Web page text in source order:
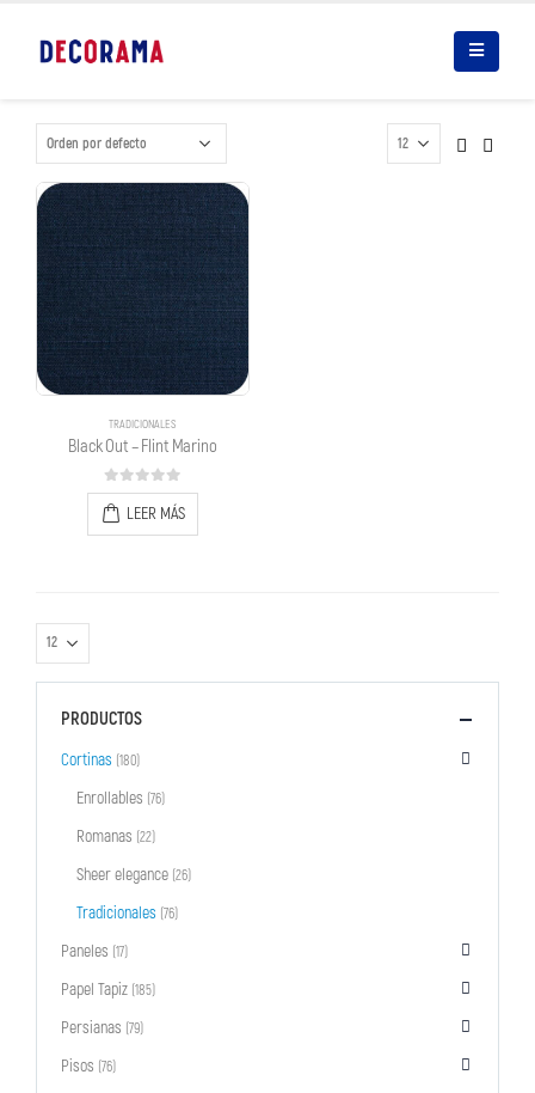
TRADICIONALES
Black Out – Flint Marino
0out of 5
LEER MÁS
PRODUCTOS
Cortinas (180)
Enrollables (76)
Romanas (22)
Sheer elegance (26)
Tradicionales (76)
Paneles (17)
Papel Tapiz (185)
Persianas (79)
Pisos (76)